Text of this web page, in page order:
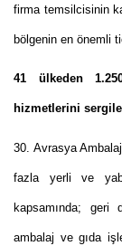
firma temsilcisinin
bö lgenin en önemli
41 ülkeden
hizmetlerini
30. Avrasya
fazla yerli ve
kapsamında; geri
ambalaj ve gıda